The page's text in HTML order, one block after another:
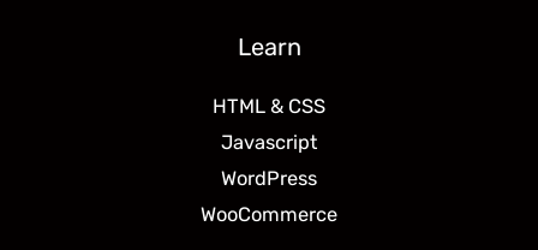
Learn
HTML & CSS
Javascript
WordPress
WooCommerce